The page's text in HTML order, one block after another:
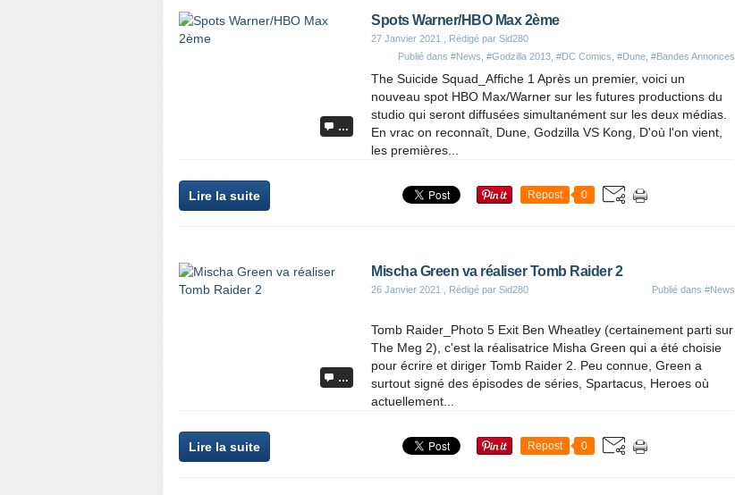
…
Spots Warner/HBO Max 2ème
27 Janvier 2021
, Rédigé par Sid280
Publié dans #News #Godzilla 2013 #DC Comics #Dune #Bandes Annonces
The Suicide Squad_Affiche 1 Après un premier, voici un
nouveau spot HBO Max/Warner sur les futures productions du
studio qui seront diffusées simultanément sur les deux médias.
En vrac on reconnaît, Dune, Godzilla VS Kong, D'où l'on vient,
les premières...
Lire la suite Repost 0
…
Mischa Green va réaliser Tomb Raider 2
26 Janvier 2021 , Rédigé par Sid280 Publié dans #News
Tomb Raider_Photo 5 Exit Ben Wheatley (certainement parti sur
The Meg 2), c'est la réalisatrice Misha Green qui a été choisie
pour écrire et diriger Tomb Raider 2. Peu connue, Green a
surtout signé des épisodes de séries, Spartacus, Heroes où
actuellement...
Lire la suite Repost 0